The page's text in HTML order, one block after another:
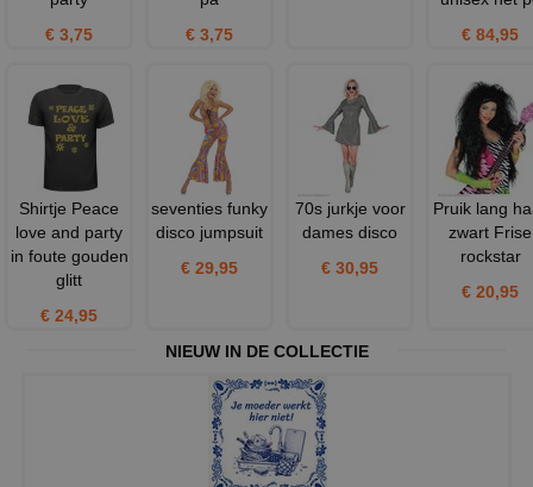
€ 3,75
€ 3,75
€ 84,95
Shirtje Peace
love and party
in foute gouden
glitt
€ 24,95
seventies funky
disco jumpsuit
€ 29,95
70s jurkje voor
dames disco
€ 30,95
Pruik lang
zwart Frise
rockstar
€ 20,95
NIEUW IN DE COLLECTIE